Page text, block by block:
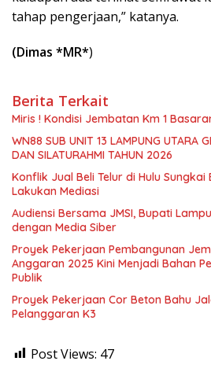
tahap pengerjaan,” katanya.
(Dimas *MR*)
Berita Terkait
Miris ! Kondisi Jembatan Km 1
WN88 SUB UNIT 13 LAMPUNG UTARA
DAN SILATURAHMI TAHUN 2026
Konflik Jual Beli Telur di Hulu Sungkai
Lakukan Mediasi
Audiensi Bersama JMSI, Bupati
dengan Media Siber
Proyek Pekerjaan Pembangunan
Anggaran 2025 Kini Menjadi Bahan
Publik
Proyek Pekerjaan Cor Beton Bahu
Pelanggaran K3
Post Views: 47